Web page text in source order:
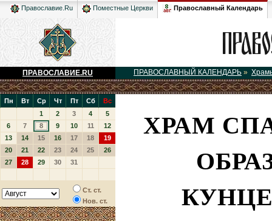
Православие.Ru Поместные Церкви Православный Календарь
ПРАВОСЛАВИЕ.RU ПРАВОСЛАВНЫЙ КАЛЕНДАРЬ »
Пн Вт Ср Чт Пт Сб
Вс
1
2 3 4
5
6
7 8 9 10 11
12
13
14 15 16 17 18
19
20
21 22 23 24 25
26
27
28 29 30 31
Ст. ст.
Нов. ст.
ХРАМ